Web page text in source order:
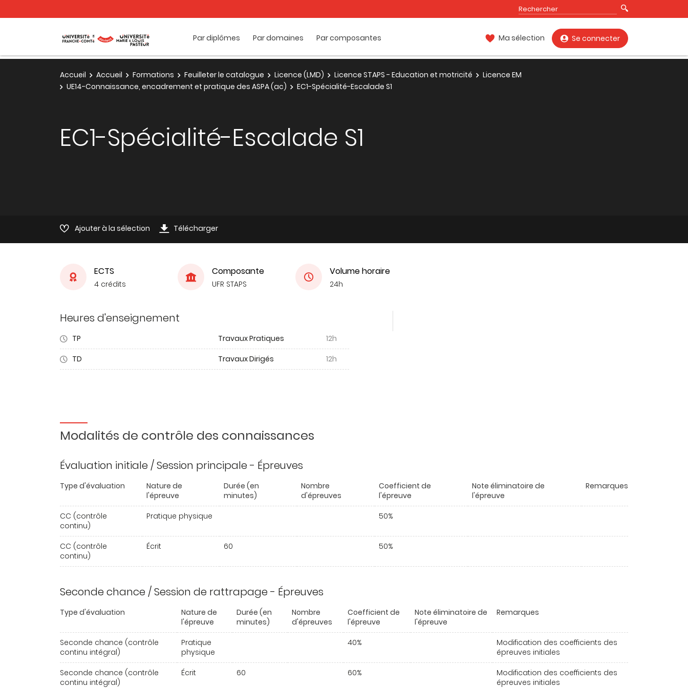
Par diplômes Par domaines Par composantes Ma sélection Se connecter
Accueil Accueil Formations Feuilleter le catalogue Licence (LMD) Licence STAPS - Education et motricité
Licence EM
UE14-Connaissance, encadrement et pratique des ASPA (ac)
EC1-Spécialité-Escalade S1
EC1-Spécialité-Escalade S1
Ajouter à la sélection Télécharger
ECTS
4 crédits
Composante
UFR STAPS
Volume horaire
24h
Heures d'enseignement
TP Travaux Pratiques
12h
TD
Travaux Dirigés 12h
Modalités de contrôle des connaissances
Évaluation initiale / Session principale - Épreuves
Type d'évaluation
Nature de
l'épreuve
Durée (en
minutes)
Nombre
d'épreuves
Coefficient de
l'épreuve
Note éliminatoire de
l'épreuve
Remarques
CC (contrôle
continu)
Pratique physique 50%
CC (contrôle
continu)
Écrit 60 50%
Seconde chance / Session de rattrapage - Épreuves
Type d'évaluation
Nature de
l'épreuve
Durée (en
minutes)
Nombre
d'épreuves
Coefficient de
l'épreuve
Note éliminatoire de
l'épreuve
Remarques
Seconde chance (contrôle
continu intégral)
Pratique
physique
40%
Modification des coefficients des
épreuves initiales
Seconde chance (contrôle
continu intégral)
Écrit 60 60%
Modification des coefficients des
épreuves initiales